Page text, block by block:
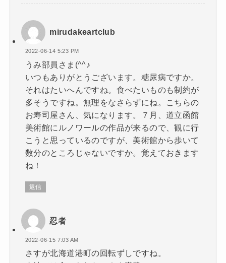
mirudakeartclub
2022-06-14 5:23 PM
うみ部員さま(^^♪
いつもありがとうございます。糖尿病ですか。
それはたいへんですね。食べたいものも制約が
多そうですね。無理をなさらずにね。こちらの
お寿司屋さん、気になります。７月、道立函館
美術館にルノワールの作品が来るので、観に行
こうと思っているのですが、美術館から歩いて
数分のところじゃないですか。覚えておきます
ね！
返信
忍者
2022-06-15 7:03 AM
さすが北海道港町の回転ずしですね。